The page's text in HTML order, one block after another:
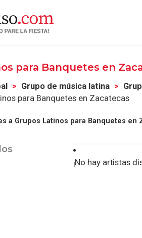
para Banquetes en
Grupo de música latina
para Banquetes en Zacatecas
a Grupos Latinos para Banquetes en
¡No hay artistas